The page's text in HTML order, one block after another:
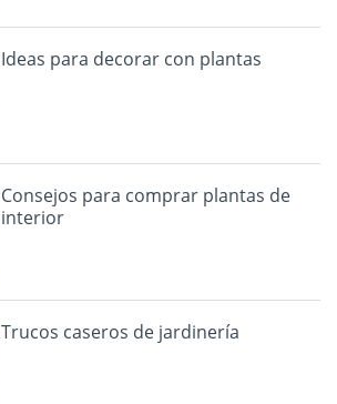
Ideas para decorar con plantas
Consejos para comprar plantas de
interior
Trucos caseros de jardinería